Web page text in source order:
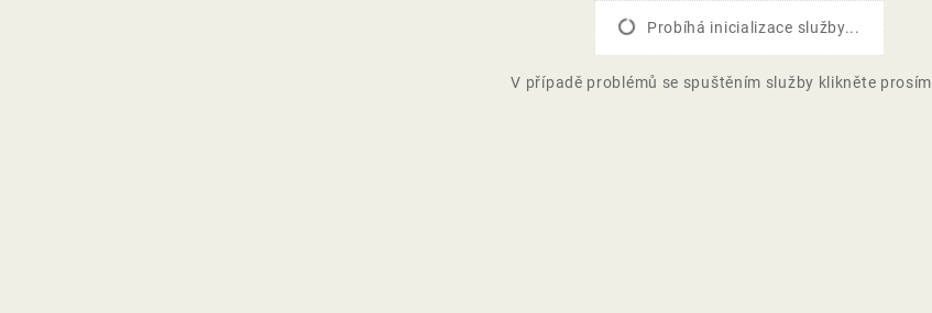
Probíhá inicializace služby...
V případě problémů se spuštěním služby klikněte prosím